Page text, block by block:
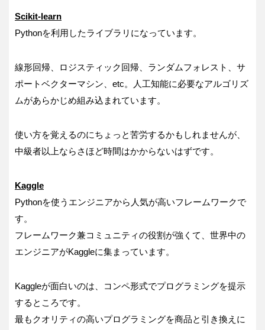
Scikit-learn
Pythonを利用したライブラリになっています。
線形回帰、ロジスティック回帰、ランダムフォレスト、サ
ポートベクターマシン、etc。人工知能に必要なアルゴリズ
ムがあらかじめ組み込まれています。
使い方を覚えるのにちょっと苦労するかもしれませんが、
中級者以上ならさほど時間はかからないはずです。
Kaggle
Pythonを使うエンジニアから人気が高いフレームワークで
す。
フレームワーク兼コミュニティの役割が強くて、世界中の
エンジニアがKaggleに集まっています。
Kaggleが面白いのは、コンペ形式でプログラミングを提示
するところです。
最もクオリティの高いプログラミングを商品と引き換えに